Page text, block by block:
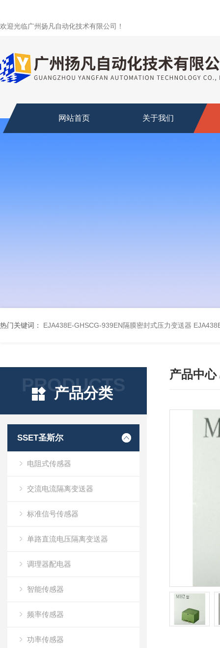
欢迎光临广州扬凡自动化技术有限公司！
网站首页 关于我们
热门关键词： EJA438E-GHSCG-939EN隔膜密封式压力变送器
PRODUCTS
产品分类
SSET圣斯尔
电阻式传感器
交流电流隔离变送器
标准信号传感器
单路直流电压隔离变送器
调理器配电器
智能传感器
频率传感器
功率传感器
产品中心